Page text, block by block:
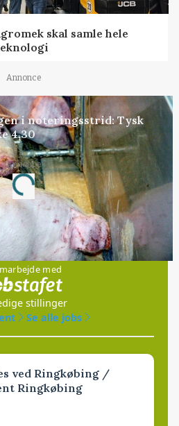
skal samle hele
Annonce
i noteringsstrid: Tysk
4,30
Annonce
Loading...
Jobs
med
stillinger
Se alle jobs
ved Ringkøbing /
Ringkøbing